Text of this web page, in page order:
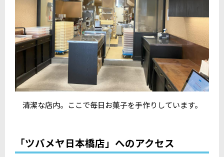
清潔な店内。ここで毎日お菓子を手作りしています。
「ツバメヤ日本橋店」へのアクセス